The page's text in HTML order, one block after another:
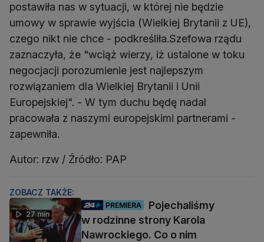
postawiła nas w sytuacji, w której nie będzie
umowy w sprawie wyjścia (Wielkiej Brytanii z UE),
czego nikt nie chce - podkreśliła.Szefowa rządu
zaznaczyła, że "wciąż wierzy, iż ustalone w toku
negocjacji porozumienie jest najlepszym
rozwiązaniem dla Wielkiej Brytanii i Unii
Europejskiej". - W tym duchu będę nadal
pracowała z naszymi europejskimi partnerami -
zapewniła.
Autor: rzw / Źródło: PAP
ZOBACZ TAKŻE:
27 min
PREMIERA
Pojechaliśmy
w rodzinne strony Karola
Nawrockiego. Co o nim